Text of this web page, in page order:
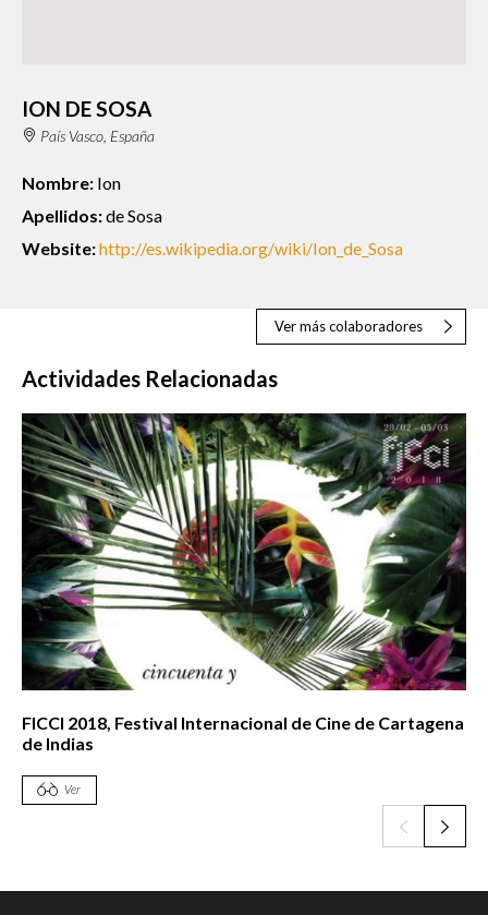
ION DE SOSA
País Vasco, España
Nombre: Ion
Apellidos:de Sosa
Website:http://es.wikipedia.org/wiki/Ion_de_Sosa
Ver más colaboradores
Actividades Relacionadas
FICCI 2018, Festival Internacional de Cine de Cartagena
de Indias
Ver